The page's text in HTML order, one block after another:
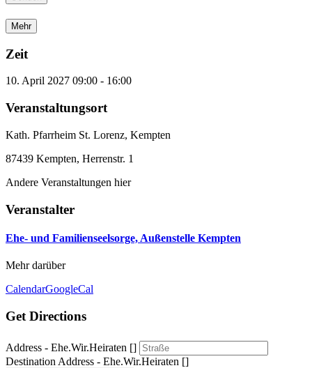
Mehr
Zeit
10. April 2027 09:00 - 16:00
Veranstaltungsort
Kath. Pfarrheim St. Lorenz, Kempten
87439 Kempten, Herrenstr. 1
Andere Veranstaltungen hier
Veranstalter
Ehe- und Familienseelsorge, Außenstelle Kempten
Mehr darüber
CalendarGoogleCal
Get Directions
Address - Ehe.Wir.Heiraten []
Destination Address - Ehe.Wir.Heiraten []